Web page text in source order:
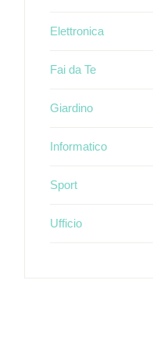
Elettronica
Fai da Te
Giardino
Informatico
Sport
Ufficio